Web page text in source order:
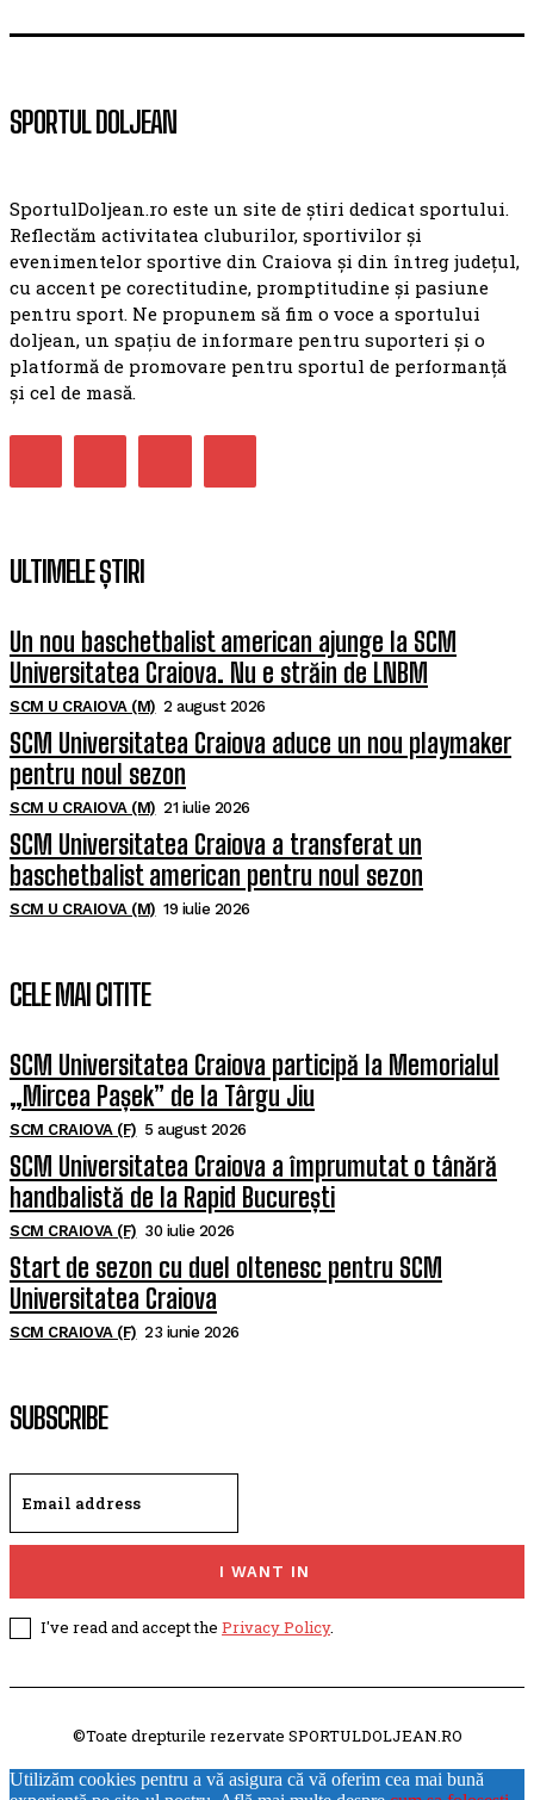
SPORTUL DOLJEAN
SportulDoljean.ro este un site de știri dedicat sportului.
Reflectăm activitatea cluburilor, sportivilor și
evenimentelor sportive din Craiova și din întreg județul,
cu accent pe corectitudine, promptitudine și pasiune
pentru sport. Ne propunem să fim o voce a sportului
doljean, un spațiu de informare pentru suporteri și o
platformă de promovare pentru sportul de performanță
și cel de masă.
ULTIMELE ȘTIRI
Un nou baschetbalist american ajunge la SCM
Universitatea Craiova. Nu e străin de LNBM
SCM U CRAIOVA (M) 2 august 2026
SCM Universitatea Craiova aduce un nou playmaker
pentru noul sezon
SCM U CRAIOVA (M) 21 iulie 2026
SCM Universitatea Craiova a transferat un
baschetbalist american pentru noul sezon
SCM U CRAIOVA (M) 19 iulie 2026
CELE MAI CITITE
SCM Universitatea Craiova participă la Memorialul
„Mircea Pașek” de la Târgu Jiu
SCM CRAIOVA (F) 5 august 2026
SCM Universitatea Craiova a împrumutat o tânără
handbalistă de la Rapid București
SCM CRAIOVA (F) 30 iulie 2026
Start de sezon cu duel oltenesc pentru SCM
Universitatea Craiova
SCM CRAIOVA (F) 23 iunie 2026
SUBSCRIBE
I WANT IN
I've read and accept the Privacy Policy.
©Toate drepturile rezervate SPORTULDOLJEAN.RO
Utilizăm cookies pentru a vă asigura că vă oferim cea mai bună